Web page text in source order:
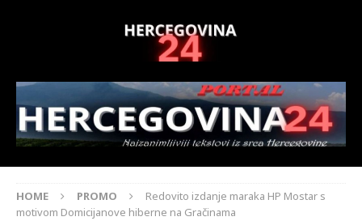
HOME PROMO
Redovito izdanje maraka HP Mostar s
motivom Domicijanove hiberne na Gračinama